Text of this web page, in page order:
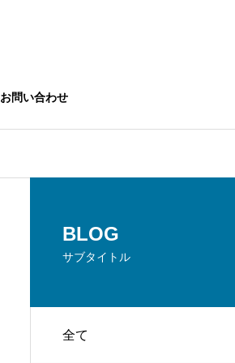
お問い合わせ
３つのお約束
BLOG
サブタイトル
全て